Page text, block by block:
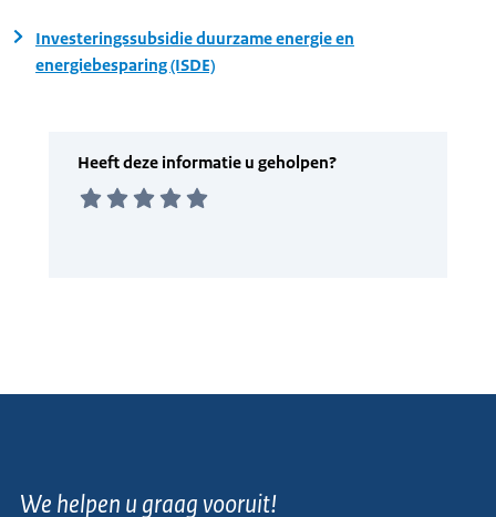
Investeringssubsidie duurzame energie en
energiebesparing (ISDE)
We helpen u graag vooruit!